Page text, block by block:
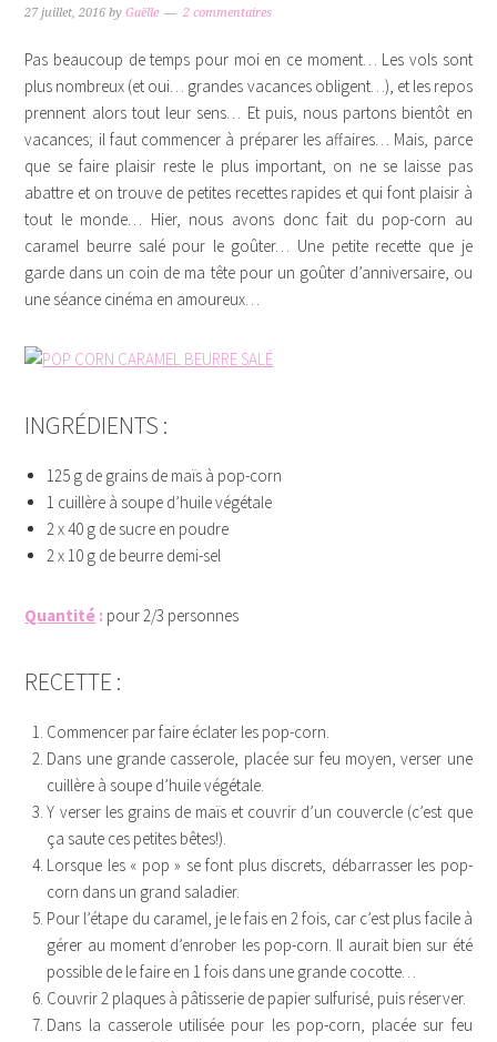
27 juillet, 2016 byGaëlle 2 commentaires
Pas beaucoup de temps pour moi en ce moment… Les vols sont
plus nombreux (et oui… grandes vacances obligent…), et les repos
prennent alors tout leur sens… Et puis, nous partons bientôt en
vacances; il faut commencer à préparer les affaires… Mais, parce
que se faire plaisir reste le plus important, on ne se laisse pas
abattre et on trouve de petites recettes rapides et qui font plaisir à
tout le monde… Hier, nous avons donc fait du pop-corn au
caramel beurre salé pour le goûter… Une petite recette que je
garde dans un coin de ma tête pour un goûter d’anniversaire, ou
une séance cinéma en amoureux…
INGRÉDIENTS :
125 g de grains de maïs à pop-corn
1 cuillère à soupe d’huile végétale
2 x 40 g de sucre en poudre
2 x 10 g de beurre demi-sel
Quantité : pour 2/3 personnes
RECETTE :
Commencer par faire éclater les pop-corn.
Dans une grande casserole, placée sur feu moyen, verser une
cuillère à soupe d’huile végétale.
Y verser les grains de maïs et couvrir d’un couvercle (c’est que
ça saute ces petites bêtes!).
Lorsque les « pop » se font plus discrets, débarrasser les pop-
corn dans un grand saladier.
Pour l’étape du caramel, je le fais en 2 fois, car c’est plus facile à
gérer au moment d’enrober les pop-corn. Il aurait bien sur été
possible de le faire en 1 fois dans une grande cocotte…
Couvrir 2 plaques à pâtisserie de papier sulfurisé, puis réserver.
Dans la casserole utilisée pour les pop-corn, placée sur feu